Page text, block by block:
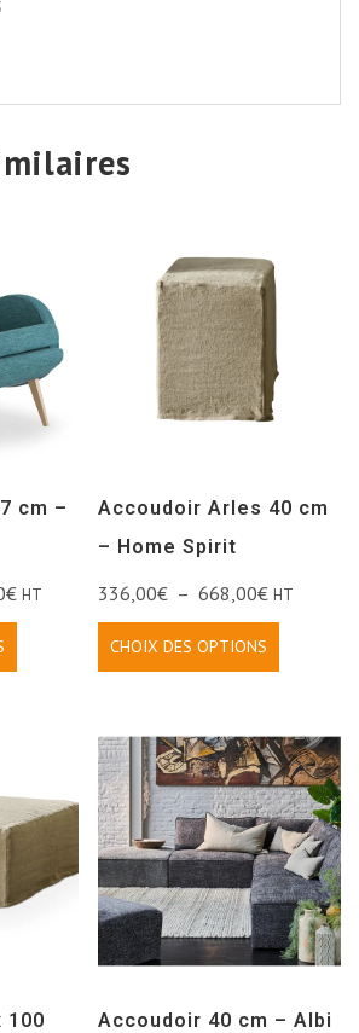
cm –
€ HT
Accoudoir Arles 40 cm
– Home Spirit
336,00€ – 668,00€ HT
CHOIX DES OPTIONS
100
Accoudoir 40 cm – Albi